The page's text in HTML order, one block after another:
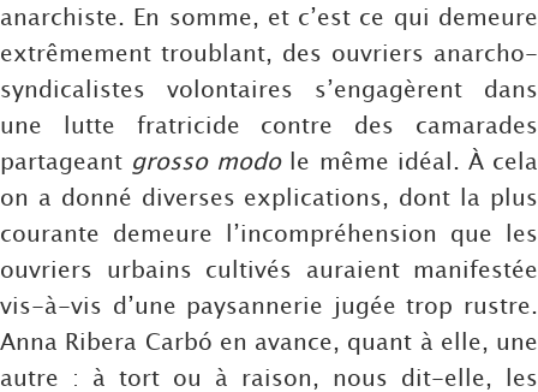
anarchiste. En somme, et c’est ce qui demeure
extrêmement troublant, des ouvriers anarcho-
syndicalistes volontaires s’engagèrent dans
une lutte fratricide contre des camarades
partageant grosso modole même idéal. À cela
on a donné diverses explications, dont la plus
courante demeure l’incompréhension que les
ouvriers urbains cultivés auraient manifestée
vis-à-vis d’une paysannerie jugée trop rustre.
Anna Ribera Carbó en avance, quant à elle, une
autre : à tort ou à raison, nous dit-elle, les